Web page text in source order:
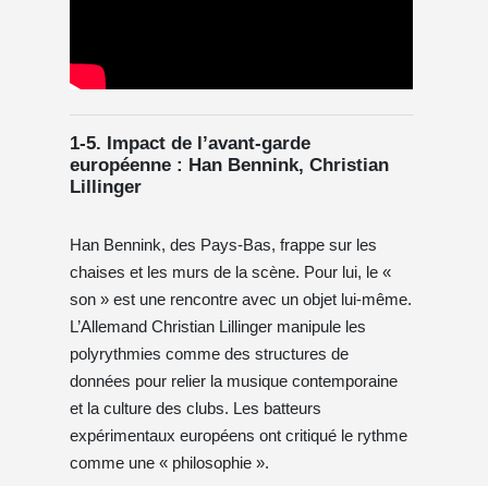
1-5. Impact de l’avant-garde
européenne : Han Bennink, Christian
Lillinger
Han Bennink, des Pays-Bas, frappe sur les
chaises et les murs de la scène. Pour lui, le «
son » est une rencontre avec un objet lui-même.
L’Allemand Christian Lillinger manipule les
polyrythmies comme des structures de
données pour relier la musique contemporaine
et la culture des clubs. Les batteurs
expérimentaux européens ont critiqué le rythme
comme une « philosophie ».